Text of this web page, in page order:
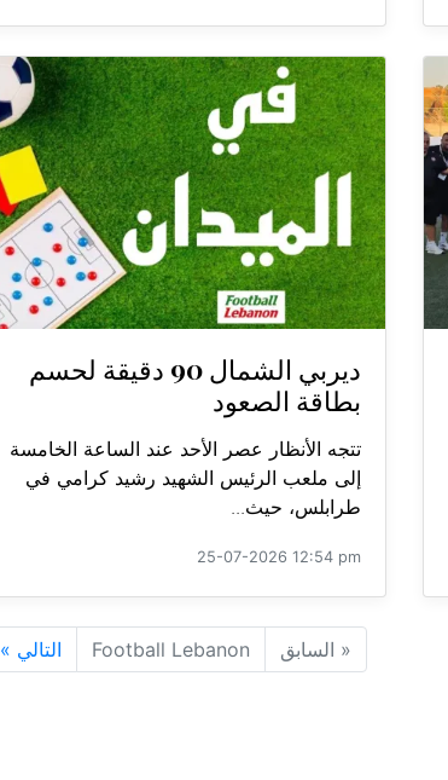
ديربي الشمال 90 دقيقة لحسم
بطاقة الصعود
تتجه الأنظار عصر الأحد عند الساعة الخامسة
إلى ملعب الرئيس الشهيد رشيد كرامي في
طرابلس، حيث...
25-07-2026 12:54 pm
« السابق Football Lebanon التالي »